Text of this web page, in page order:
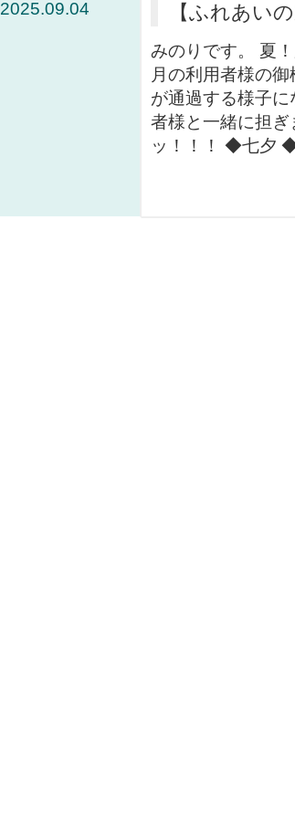
2025.09.04 【ふれあい
みのりです。 夏
月の利用者様の
が通過する様子
者様と一緒に担
ッ！！！ ◆七夕